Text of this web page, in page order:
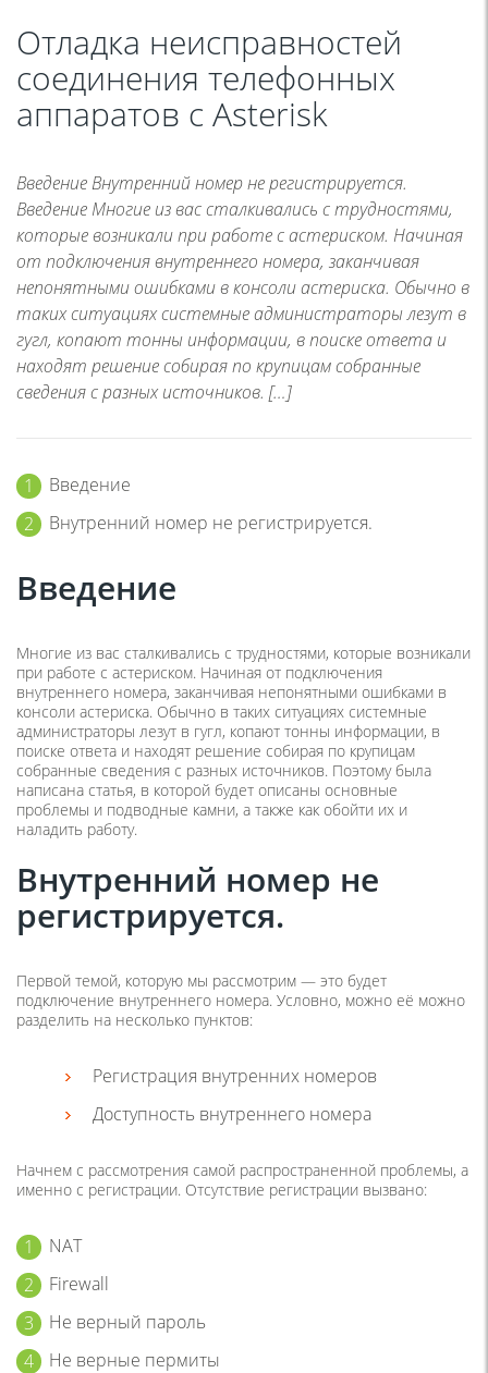
Отладка неисправностей
соединения телефонных
аппаратов с Asterisk
Введение Внутренний номер не регистрируется.
Введение Многие из вас сталкивались с трудностями,
которые возникали при работе с астериском. Начиная
от подключения внутреннего номера, заканчивая
непонятными ошибками в консоли астериска. Обычно в
таких ситуациях системные администраторы лезут в
гугл, копают тонны информации, в поиске ответа и
находят решение собирая по крупицам собранные
сведения с разных источников. […]
Введение
Внутренний номер не регистрируется.
Введение
Многие из вас сталкивались с трудностями, которые возникали
при работе с астериском. Начиная от подключения
внутреннего номера, заканчивая непонятными ошибками в
консоли астериска. Обычно в таких ситуациях системные
администраторы лезут в гугл, копают тонны информации, в
поиске ответа и находят решение собирая по крупицам
собранные сведения с разных источников. Поэтому была
написана статья, в которой будет описаны основные
проблемы и подводные камни, а также как обойти их и
наладить работу.
Внутренний номер не
регистрируется.
Первой темой, которую мы рассмотрим — это будет
подключение внутреннего номера. Условно, можно её можно
разделить на несколько пунктов:
Регистрация внутренних номеров
Доступность внутреннего номера
Начнем с рассмотрения самой распространенной проблемы, а
именно с регистрации. Отсутствие регистрации вызвано:
NAT
Firewall
Не верный пароль
Не верные пермиты